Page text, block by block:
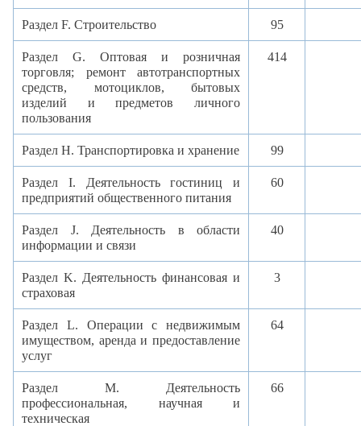
Раздел F. Строительство 95
Раздел G. Оптовая и розничная
торговля; ремонт автотранспортных
средств, мотоциклов, бытовых
изделий и предметов личного
пользования
414
Раздел H. Транспортировка и хранение 99
Раздел I. Деятельность гостиниц и
предприятий общественного питания
60
Раздел J. Деятельность в области
информации и связи
40
Раздел K. Деятельность финансовая и
страховая
3
Раздел L. Операции с недвижимым
имуществом, аренда и предоставление
услуг
64
Раздел M. Деятельность
профессиональная, научная и
техническая
66